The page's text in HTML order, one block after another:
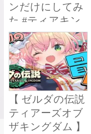
ンだけにしてみ
た #ティアキン
#ティアーズオ
ブザキングダム
【 ゼルダの伝説
ティアーズオブ
ザキングダム 】